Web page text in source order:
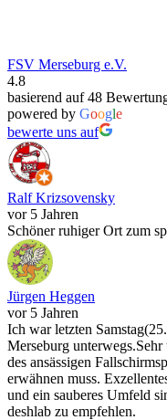
FSV Merseburg e.V.
4.8
basierend auf 48
powered by Google
bewerte uns auf
Ralf Krizsovensky
vor 5 Jahren
Schöner ruhiger Ort zum
Jürgen Heggen
vor 5 Jahren
Ich war letzten
Merseburg
des ansässigen
erwähnen muss.
und ein sauberes Umfeld
deshlab zu empfehlen.